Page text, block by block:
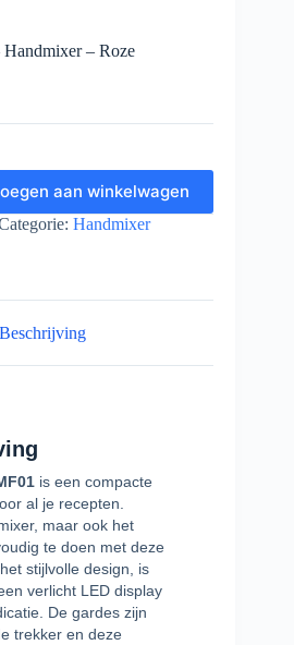
– Roze
aan winkelwagen
Handmixer
Beschrijving
is een compacte
al je recepten.
maar ook het
te doen met deze
stijlvolle design, is
verlicht LED display
De gardes zijn
trekker en deze